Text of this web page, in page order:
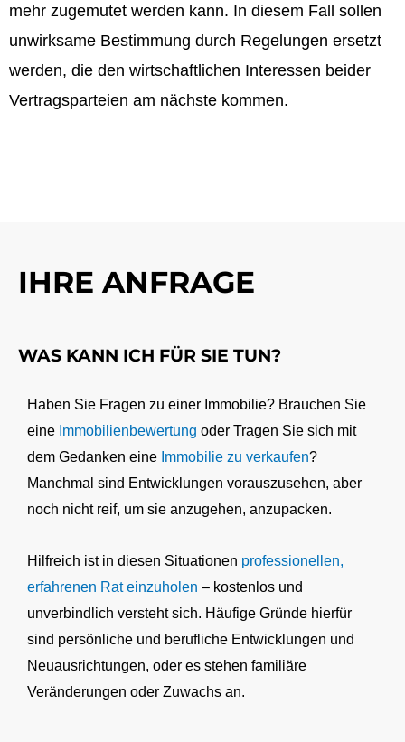
mehr zugemutet werden kann. In diesem Fall sollen
unwirksame Bestimmung durch Regelungen ersetzt
werden, die den wirtschaftlichen Interessen beider
Vertragsparteien am nächste kommen.
IHRE ANFRAGE
WAS KANN ICH FÜR SIE TUN?
Haben Sie Fragen zu einer Immobilie? Brauchen Sie
eine Immobilienbewertung oder Tragen Sie sich mit
dem Gedanken eine Immobilie zu verkaufen?
Manchmal sind Entwicklungen vorauszusehen, aber
noch nicht reif, um sie anzugehen, anzupacken.
Hilfreich ist in diesen Situationen professionellen,
erfahrenen Rat einzuholen – kostenlos und
unverbindlich versteht sich. Häufige Gründe hierfür
sind persönliche und berufliche Entwicklungen und
Neuausrichtungen, oder es stehen familiäre
Veränderungen oder Zuwachs an.